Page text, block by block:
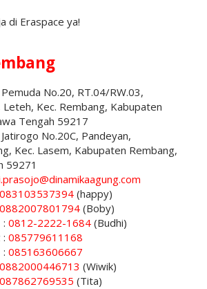
di Eraspace ya!
Pemuda No.20, RT.04/RW.03,
Kec. Rembang, Kabupaten
Tengah 59217
Jatirogo No.20C, Pandeyan,
Kec. Lasem, Kabupaten Rembang,
59271
083103537394(happy)
0882007801794(Boby)
0812-2222-1684(Budhi)
085779611168
085163606667
0882000446713 (Wiwik)
087862769535 (Tita)